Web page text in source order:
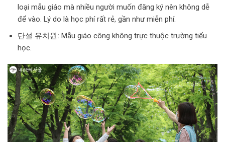
loại mẫu giáo mà nhiều người muốn đăng ký nên không dễ
để vào. Lý do là học phí rất rẻ, gần như miễn phí.
단설 유치원: Mẫu giáo công không trực thuộc trường tiểu
học.